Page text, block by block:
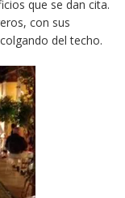
que se dan cita.
con sus
colgando del techo.